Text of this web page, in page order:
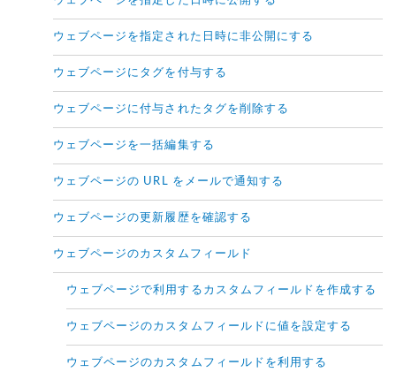
ウェブページを指定された日時に非公開にする
ウェブページにタグを付与する
ウェブページに付与されたタグを削除する
ウェブページを一括編集する
ウェブページの URL をメールで通知する
ウェブページの更新履歴を確認する
ウェブページのカスタムフィールド
ウェブページで利用するカスタムフィールドを作成する
ウェブページのカスタムフィールドに値を設定する
ウェブページのカスタムフィールドを利用する